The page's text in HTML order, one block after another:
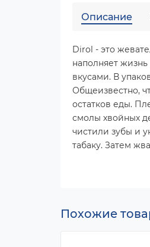
Описание
Dirol - это
наполняет
вкусами. В
Общеизвестно,
остатков еды.
смолы хвойных
чистили зубы и
табаку. Затем
Похожие